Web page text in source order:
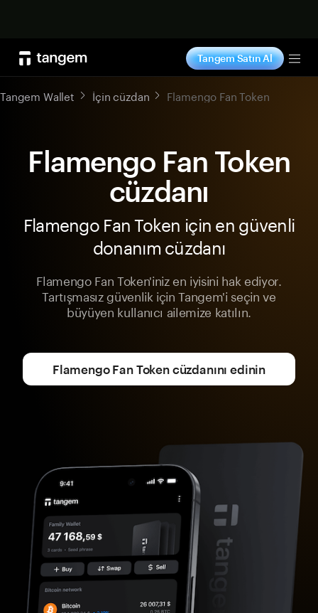
Tangem Satın Al
Tangem Wallet İçin cüzdan Flamengo Fan Token
Flamengo Fan Token
cüzdanı
Flamengo Fan Token için en güvenli
donanım cüzdanı
Flamengo Fan Token'iniz en iyisini hak ediyor.
Tartışmasız güvenlik için Tangem'i seçin ve
büyüyen kullanıcı ailemize katılın.
Flamengo Fan Token cüzdanını edinin